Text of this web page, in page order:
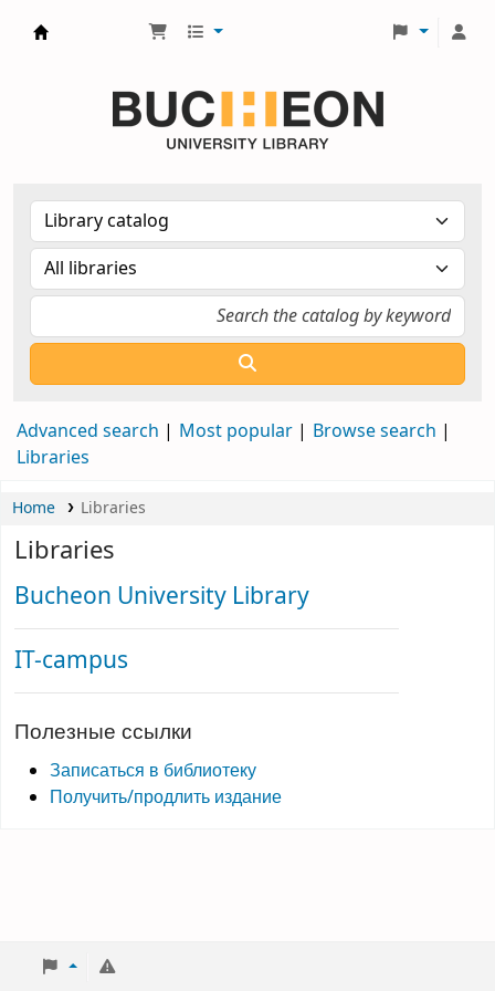
Advanced search Most popular
Browse search
Libraries
Home Libraries
Полезные ссылки
Записаться в библиотеку
Получить/продлить издание
Libraries
Bucheon University Library
IT-campus